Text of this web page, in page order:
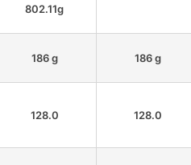
802.11g
186 g 186 g
128.0 128.0